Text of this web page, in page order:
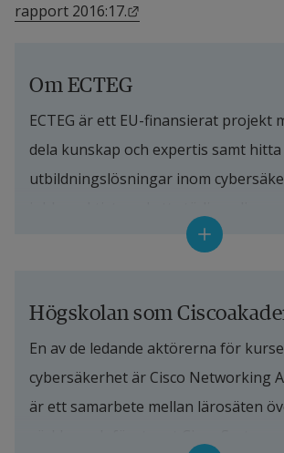
rapport 2016:17.
Om ECTEG
ECTEG är ett EU-finansierat projekt
dela kunskap och expertis samt hitta
utbildningslösningar inom
med kunskap och kompetens, vilket
nätverksteknik som Högskolan håller
certifierade Ciscoinstruktörer och
kunskap vidare i sin
Halmstad är involverad i flera
deltagare utvecklar
Högskolan som
En av de ledande aktörerna för
cybersäkerhet är Cisco Networking
är ett samarbete mellan lärosäten